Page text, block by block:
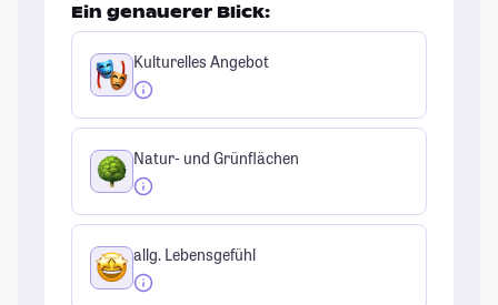
Ein genauerer Blick:
Kulturelles Angebot
Natur- und Grünflächen
allg. Lebensgefühl